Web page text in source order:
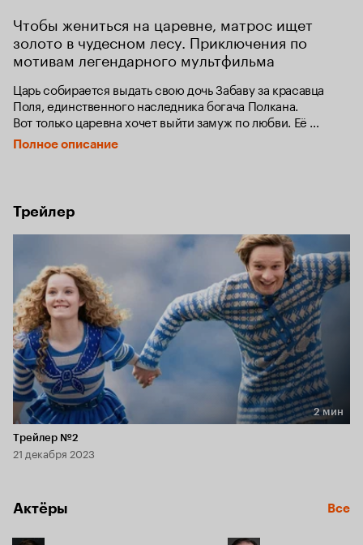
Чтобы жениться на царевне, матрос ищет
золото в чудесном лесу. Приключения по
мотивам легендарного мультфильма
Царь собирается выдать свою дочь Забаву за красавца
Поля, единственного наследника богача Полкана.
Вот только царевна хочет выйти замуж по любви. Её
неожиданное знакомство с простым, но честным
и обаятельным матросом Иваном вносит смуту в планы
Ивана — волшебные существа, любовь и мечта.
Полное описание
Трейлер
Длительность 2 мин
2 мин
Трейлер №2
21 декабря 2023
Актёры Все